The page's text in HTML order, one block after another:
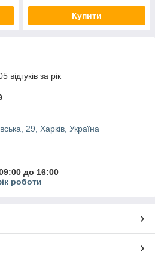
Купити
відгуків за рік
29, Харків, Україна
до 16:00
роботи